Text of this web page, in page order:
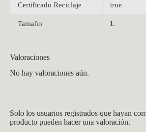
Certificado Reciclaje true
Tamaño L
Valoraciones
No hay valoraciones aún.
Solo los usuarios registrados que hayan
producto pueden hacer una valoración.